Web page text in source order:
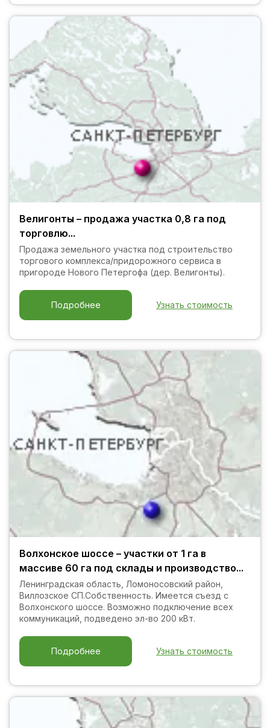
Велигонты – продажа участка 0,8 га под
торговлю...
Продажа земельного участка под строительство
торгового комплекса/придорожного сервиса в
пригороде Нового Петергофа (дер. Велигонты).
Узнать стоимость
Подробнее
Волхонское шоссе – участки от 1 га в
массиве 60 га под склады и производство...
Ленинградская область, Ломоносовский район,
Виллозское СП.Собственность. Имеется съезд с
Волхонского шоссе. Возможно подключение всех
коммуникаций, подведено эл-во 200 кВт.
Узнать стоимость
Подробнее